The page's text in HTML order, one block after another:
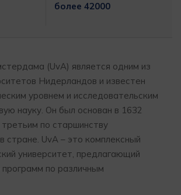
более 42000
(UvA) является одним из
Нидерландов и известен
уровнем и исследовательским
науку. Он был основан в 1632
третьим по старшинству
стране. UvA – это комплексный
университет, предлагающий
по различным